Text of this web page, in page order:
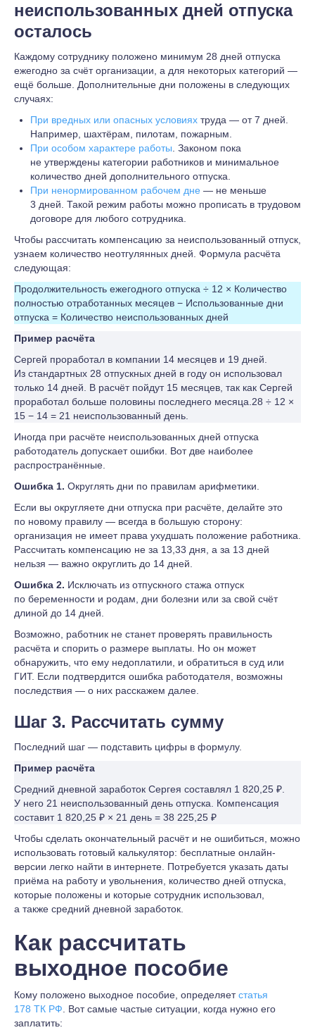
неиспользованных дней отпуска
осталось
Каждому сотруднику положено минимум 28 дней отпуска
ежегодно за счёт организации, а для некоторых категорий —
ещё больше. Дополнительные дни положены в следующих
случаях:
При вредных или опасных условиях труда — от 7 дней.
Например, шахтёрам, пилотам, пожарным.
При особом характере работы . Законом пока
не утверждены категории работников и минимальное
количество дней дополнительного отпуска.
При ненормированном рабочем дне — не меньше
3 дней. Такой режим работы можно прописать в трудовом
договоре для любого сотрудника.
Чтобы рассчитать компенсацию за неиспользованный отпуск,
узнаем количество неотгулянных дней. Формула расчёта
следующая:
Продолжительность ежегодного отпуска ÷ 12 × Количество
полностью отработанных месяцев − Использованные дни
отпуска = Количество неиспользованных дней
Пример расчёта
Сергей проработал в компании 14 месяцев и 19 дней.
Из стандартных 28 отпускных дней в году он использовал
только 14 дней. В расчёт пойдут 15 месяцев, так как Сергей
проработал больше половины последнего месяца.28 ÷ 12 ×
15 − 14 = 21 неиспользованный день.
Иногда при расчёте неиспользованных дней отпуска
работодатель допускает ошибки. Вот две наиболее
распространённые.
Ошибка 1. Округлять дни по правилам арифметики.
Если вы округляете дни отпуска при расчёте, делайте это
по новому правилу — всегда в большую сторону:
организация не имеет права ухудшать положение работника.
Рассчитать компенсацию не за 13,33 дня, а за 13 дней
нельзя — важно округлить до 14 дней.
Ошибка 2. Исключать из отпускного стажа отпуск
по беременности и родам, дни болезни или за свой счёт
длиной до 14 дней.
Возможно, работник не станет проверять правильность
расчёта и спорить о размере выплаты. Но он может
обнаружить, что ему недоплатили, и обратиться в суд или
ГИТ. Если подтвердится ошибка работодателя, возможны
последствия — о них расскажем далее.
Шаг 3. Рассчитать сумму
Последний шаг — подставить цифры в формулу.
Пример расчёта
Средний дневной заработок Сергея составлял 1 820,25 ₽.
У него 21 неиспользованный день отпуска. Компенсация
составит 1 820,25 ₽ × 21 день = 38 225,25 ₽
Чтобы сделать окончательный расчёт и не ошибиться, можно
использовать готовый калькулятор: бесплатные онлайн-
версии легко найти в интернете. Потребуется указать даты
приёма на работу и увольнения, количество дней отпуска,
которые положены и которые сотрудник использовал,
а также средний дневной заработок.
Как рассчитать
выходное пособие
Кому положено выходное пособие, определяетстатья
178 ТК РФ . Вот самые частые ситуации, когда нужно его
заплатить: